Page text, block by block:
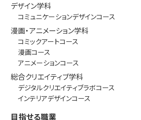
デザイン学科
コミュニケーションデザインコース
漫画・アニメーション学科
コミックアートコース
漫画コース
アニメーションコース
総合クリエイティブ学科
デジタルクリエイティブラボコース
インテリアデザインコース
目指せる職業